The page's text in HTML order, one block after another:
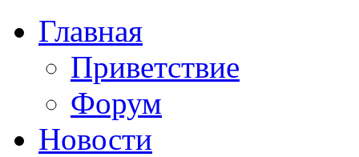
Главная
Приветствие
Форум
Новости